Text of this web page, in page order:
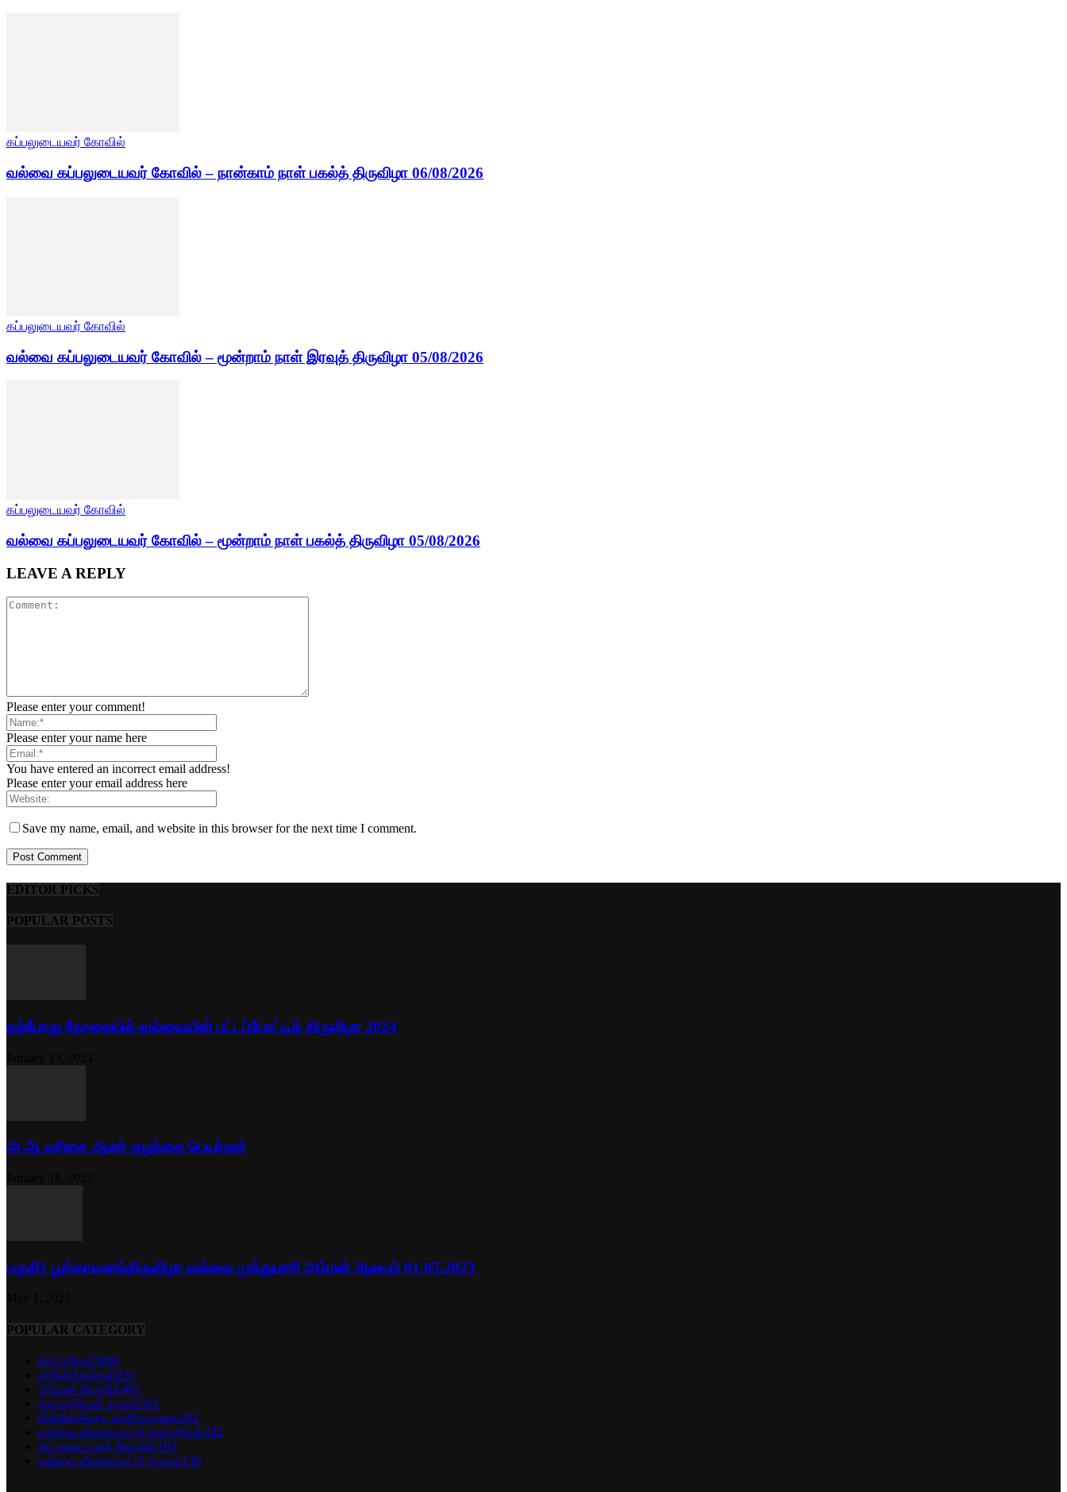
கப்பலுடையவர் கோவில்
வல்வை கப்பலுடையவர் கோவில் – நான்காம் நாள் பகல்த் திருவிழா 06/08/2026
கப்பலுடையவர் கோவில்
வல்வை கப்பலுடையவர் கோவில் – மூன்றாம் நாள் இரவுத் திருவிழா 05/08/2026
கப்பலுடையவர் கோவில்
வல்வை கப்பலுடையவர் கோவில் – மூன்றாம் நாள் பகல்த் திருவிழா 05/08/2026
LEAVE A REPLY
Please enter your comment!
Please enter your name here
You have entered an incorrect email address!
Please enter your email address here
Save my name, email, and website in this browser for the next time I comment.
EDITOR PICKS
POPULAR POSTS
தற்போது நேரலையில்-வல்வையின் பட்டப்போட்டித் திருவிழா 2024
அ-ஆ வரிசை ஆண் குழந்தை பெயர்கள்
பகுதி1 பூங்காவனத்திருவிழா வல்வை முத்துமாரி அம்மன் ஆலயம் 01.05.2023
POPULAR CATEGORY
செய்திகள்5006
அறிவித்தல்கள்831
அம்மன் கோவில்401
உதயசூரியன் கழகம்301
விக்னேஸ்வரா வாசிகசாலை292
வல்வை விளையாட்டு செய்திகள்242
கப்பலுடையவர் கோவில்193
வல்வை விளையாட்டு கழகம்130